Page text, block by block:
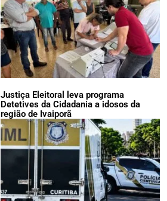
Justiça Eleitoral leva programa
Detetives da Cidadania a idosos da
região de Ivaiporã